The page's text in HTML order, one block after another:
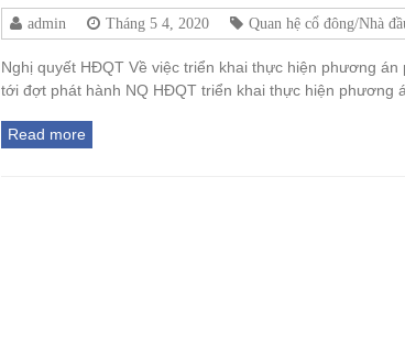
admin Tháng 5 4, 2020 Quan hệ cổ đông/Nhà
Nghị quyết HĐQT Về việc triển khai thực hiện phương
tới đợt phát hành NQ HĐQT triển khai thực hiện phương
Read more